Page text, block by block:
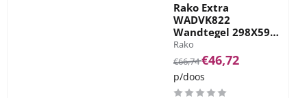
Rako Extra
WADVK822
Wandtegel 298X598
White Grey 8mm
Mat
Merk:
Rako
Van 66,74 voor 46,72
€66,74€46,72
p/doos